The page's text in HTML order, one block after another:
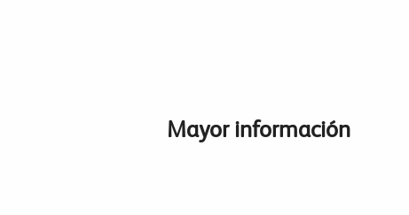
Mayor información